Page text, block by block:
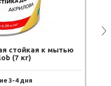
стойкая к мытью
(7 кг)
3-4 дня